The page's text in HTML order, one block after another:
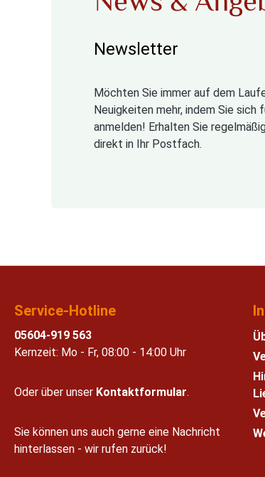
Newsletter
Möchten Sie immer auf dem
Neuigkeiten mehr, indem Sie
anmelden! Erhalten Sie
direkt in Ihr Postfach.
Service-Hotline
05604-919 563
Kernzeit: Mo - Fr, 08:00 - 14:00 Uhr
Oder über unser Kontaktformular.
Sie können uns auch gerne eine Nachricht
hinterlassen - wir rufen zurück!